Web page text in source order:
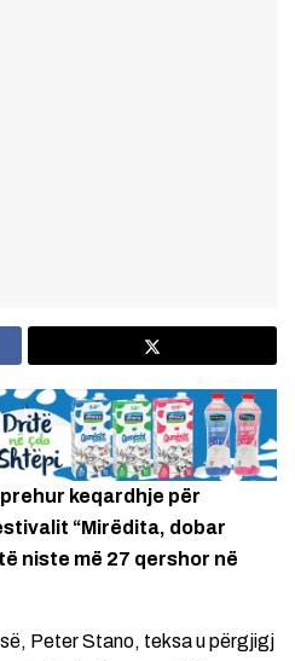
keqardhje për
“Mirëdita, dobar
niste më 27 qershor në
Peter Stano, teksa u përgjigj